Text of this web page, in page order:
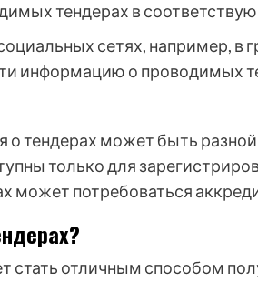
тендерах в
социальных сетях, например, в
информацию о проводимых
о тендерах может быть
только для
может потребоваться
стать отличным способом